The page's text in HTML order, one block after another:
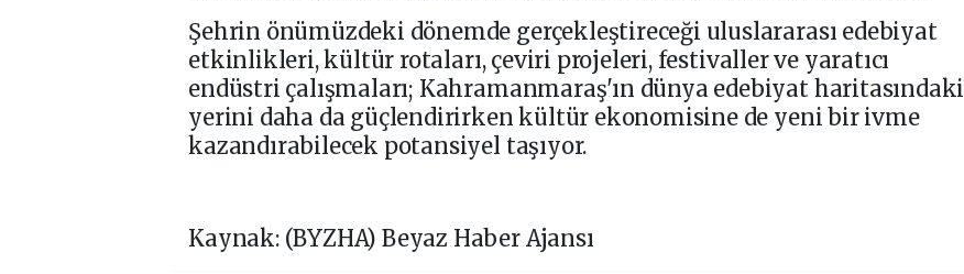
Şehrin önümüzdeki dönemde gerçekleştireceği uluslararası edebiyat
etkinlikleri, kültür rotaları, çeviri projeleri, festivaller ve yaratıcı
endüstri çalışmaları; Kahramanmaraş'ın dünya edebiyat haritasındaki
yerini daha da güçlendirirken kültür ekonomisine de yeni bir ivme
kazandırabilecek potansiyel taşıyor.
Kaynak: (BYZHA) Beyaz Haber Ajansı